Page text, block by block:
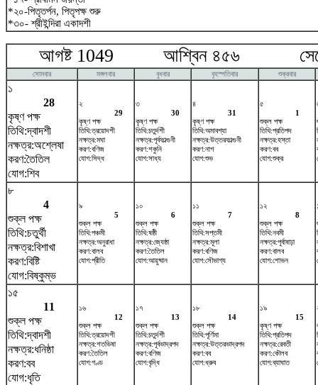
*২০-পিতৃতর্পন, পিতৃপক্ষ শুরু
*৩০- শ্রীইন্দিরা একাদশী
আগষ্ট 1049 আশ্বিন ৪৫৬
সোমবার মঙ্গলবার বুধবার বৃহস্পতিবার শুক্রবার
১
28
কৃষ্ণ পক্ষ
তিথি:দ্বাদশী
নক্ষত্র:অশ্লেষা
করণ:তৈতিল
যোগ:শিব
২
29
কৃষ্ণ পক্ষ
তিথি:ত্রয়োদশী
নক্ষত্র:মঘা
করণ:বণিজ
যোগ:সিদ্ধ
৩
30
কৃষ্ণ পক্ষ
তিথি:চতুর্দশী
নক্ষত্র:পূর্বফাল্গুনী
করণ:শকুনি
যোগ:সাধ্য
৪
31
কৃষ্ণ পক্ষ
তিথি:অমাবশ্যা
নক্ষত্র:উত্তরফাল্গুনী
করণ:নাগ
যোগ:শুভ
৫
1
শুক্ল পক্ষ
তিথি:প্রতিপদ
নক্ষত্র:হস্তা
করণ:বব
যোগ:শুক্র
৮
4
শুক্ল পক্ষ
তিথি:চতুর্থী
নক্ষত্র:বিশাখা
করণ:বিষ্টি
যোগ:বিষ্কুম্ভ
৯
5
শুক্ল পক্ষ
তিথি:পঞ্চমী
নক্ষত্র:অনুরাধা
করণ:বালব
যোগ:প্রীতি
১০
6
শুক্ল পক্ষ
তিথি:ষষ্ঠী
নক্ষত্র:জ্যেষ্ঠা
করণ:তৈতিল
যোগ:আয়ুষ্মান
১১
7
শুক্ল পক্ষ
তিথি:সপ্তমী
নক্ষত্র:মূলা
করণ:বণিজ
যোগ:সৌভাগ্য
১২
8
শুক্ল পক্ষ
তিথি:নবমী
নক্ষত্র:পূর্বাষাঢ়া
করণ:বালব
যোগ:শোভন
১৫
11
শুক্ল পক্ষ
তিথি:দ্বাদশী
নক্ষত্র:ধনিষ্ঠা
করণ:বব
যোগ:ধৃতি
১৬
12
শুক্ল পক্ষ
তিথি:ত্রয়োদশী
নক্ষত্র:শতভিষ‌া
করণ:তৈতিল
যোগ:গণ্ড
১৭
13
শুক্ল পক্ষ
তিথি:চতুর্দশী
নক্ষত্র:পূর্বভাদ্রপদ
করণ:বণিজ
যোগ:বৃদ্ধি
১৮
14
শুক্ল পক্ষ
তিথি:পূর্ণিমা
নক্ষত্র:উত্তরভাদ্রপদ
করণ:বব
যোগ:ধ্রুব
১৯
15
কৃষ্ণ পক্ষ
তিথি:প্রতিপদ
নক্ষত্র:রেবতী
করণ:কৌলব
যোগ:ব্যাঘাত